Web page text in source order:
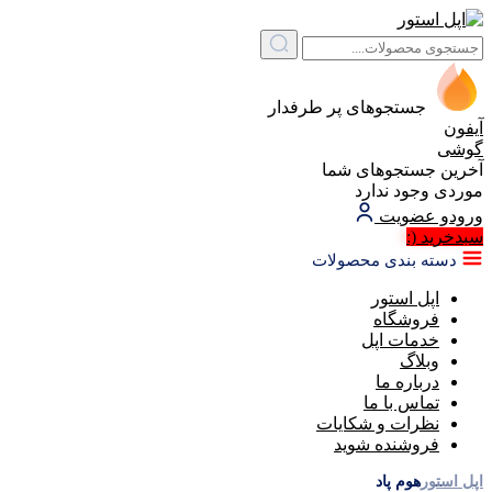
جستجوهای پر طرفدار
آیفون
گوشی
آخرین جستجوهای شما
موردی وجود ندارد
ورودو عضویت
سبد‌خرید (:
دسته بندی محصولات
اپل استور
فروشگاه
خدمات اپل
وبلاگ
درباره ما
تماس با ما
نظرات و شکایات
فروشنده شوید
اپل استور هوم پاد